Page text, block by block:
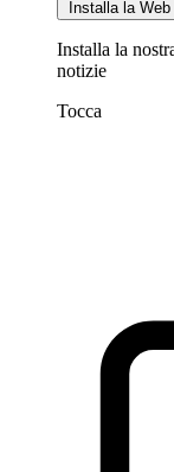
Installa la
Installa la
notizie
Tocca